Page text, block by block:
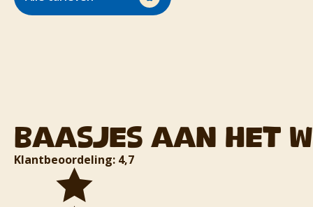
Baasjes aan het
Klantbeoordeling: 4,7